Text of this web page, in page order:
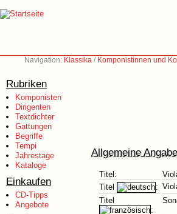
Navigation: Klassika / Komponistinnen und
Rubriken
Komponisten
Dirigenten
Textdichter
Gattungen
Begriffe
Tempi
Jahrestage
Kataloge
Einkaufen
CD-Tipps
Angebote
Allgemeine
Titel:
Titel
:
Titel
: